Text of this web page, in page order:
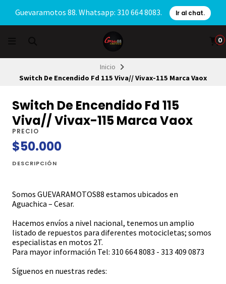
Guevaramotos 88. Whatsapp: 310 664 8083. Ir al chat.
0
Inicio
Switch De Encendido Fd 115 Viva// Vivax-115 Marca Vaox
Switch De Encendido Fd 115
Viva// Vivax-115 Marca Vaox
PRECIO
$50.000
DESCRIPCIÓN
Somos GUEVARAMOTOS88 estamos ubicados en
Aguachica – Cesar.
Hacemos envíos a nivel nacional, tenemos un amplio
listado de repuestos para diferentes motocicletas; somos
especialistas en motos 2T.
Para mayor información Tel: 310 664 8083 - 313 409 0873
Síguenos en nuestras redes: